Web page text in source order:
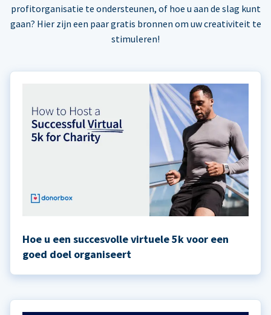
profitorganisatie te ondersteunen, of hoe u aan de slag kunt
gaan? Hier zijn een paar gratis bronnen om uw creativiteit te
stimuleren!
Hoe u een succesvolle virtuele 5k voor een
goed doel organiseert